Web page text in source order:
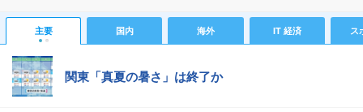
主要 国内 海外 IT 経済 ス
関東「真夏の暑さ」は終了か